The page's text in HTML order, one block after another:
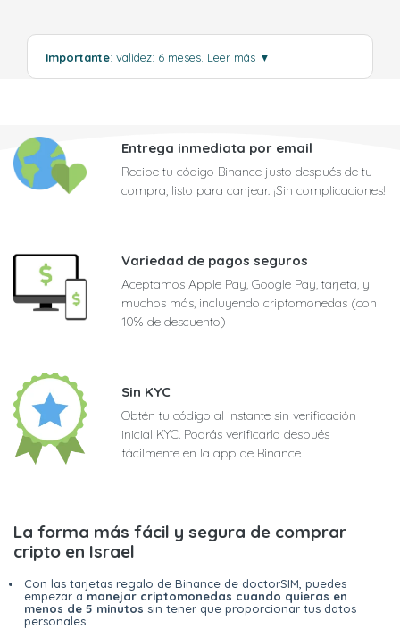
Importante: validez: 6 meses. Leer más ▼
Entrega inmediata por email
Recibe tu código Binance justo después de tu
compra, listo para canjear. ¡Sin complicaciones!
Variedad de pagos seguros
Aceptamos Apple Pay, Google Pay, tarjeta, y
muchos más, incluyendo criptomonedas (con
10% de descuento)
Sin KYC
Obtén tu código al instante sin verificación
inicial KYC. Podrás verificarlo después
fácilmente en la app de Binance
La forma más fácil y segura de comprar
cripto en Israel
Con las tarjetas regalo de Binance de doctorSIM, puedes
empezar a manejar criptomonedas cuando quieras en
menos de 5 minutos sin tener que proporcionar tus datos
personales.